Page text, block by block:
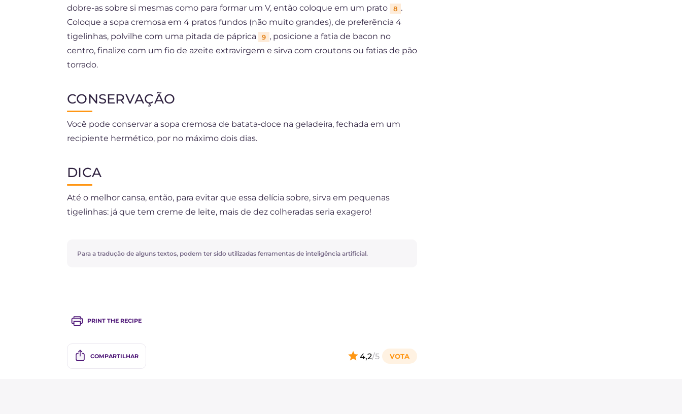
dobre-as sobre si mesmas como para formar um V, então coloque em um prato
8 .
Coloque a sopa cremosa em 4 pratos fundos (não muito grandes), de preferência 4
tigelinhas, polvilhe com uma pitada de páprica
9 , posicione a fatia de bacon no
centro, finalize com um fio de azeite extravirgem e sirva com croutons ou fatias de pão
torrado.
CONSERVAÇÃO
Você pode conservar a sopa cremosa de batata-doce na geladeira, fechada em um
recipiente hermético, por no máximo dois dias.
DICA
Até o melhor cansa, então, para evitar que essa delícia sobre, sirva em pequenas
tigelinhas: já que tem creme de leite, mais de dez colheradas seria exagero!
Para a tradução de alguns textos, podem ter sido utilizadas ferramentas de inteligência artificial.
PRINT THE RECIPE
COMPARTILHAR 4,2/5